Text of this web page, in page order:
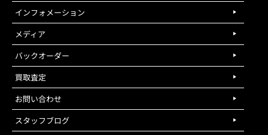
インフォメーション
メディア
バックオーダー
買取査定
お問い合わせ
スタッフブログ